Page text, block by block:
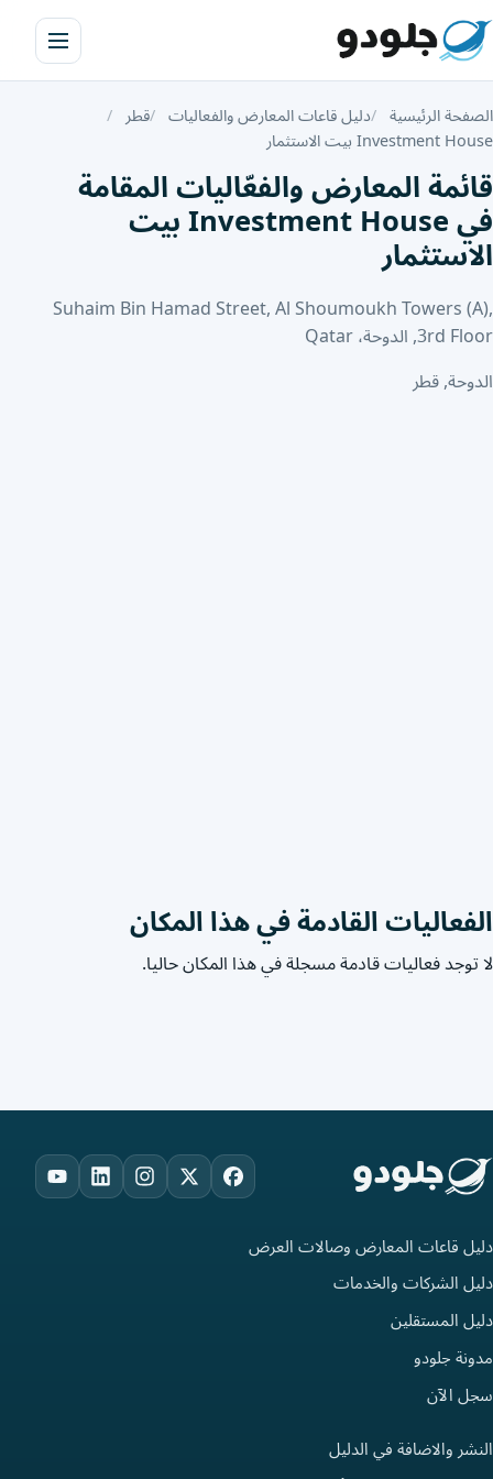
الصفحة الرئيسية دليل قاعات المعارض والفعاليات قطر
Investment House بيت الاستثمار
قائمة المعارض والفعّاليات المقامة
في Investment House بيت
الاستثمار
Suhaim Bin Hamad Street, Al Shoumoukh Towers (A),
3rd Floor, الدوحة، Qatar
الدوحة, قطر
الفعاليات القادمة في هذا المكان
لا توجد فعاليات قادمة مسجلة في هذا المكان حاليا.
Facebook
X
Instagram
LinkedIn
دليل قاعات المعارض وصالات العرض
دليل الشركات والخدمات
دليل المستقلين
مدونة جلودو
سجل الآن
النشر والاضافة في الدليل